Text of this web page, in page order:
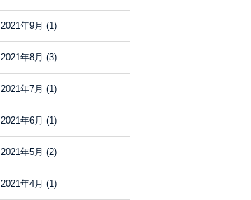
2021年9月 (1)
2021年8月 (3)
2021年7月 (1)
2021年6月 (1)
2021年5月 (2)
2021年4月 (1)